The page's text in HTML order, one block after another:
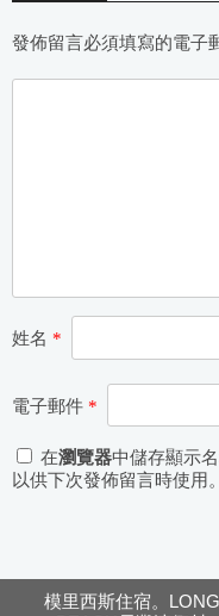
發佈留言必須填寫的電子
姓名 *
電子郵件 *
在瀏覽器中儲存顯示
以供下次發佈留言時使用。
模里西斯住宿。LONG